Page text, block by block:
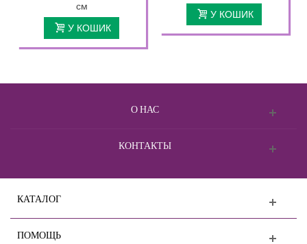
см
У КОШИК
У КОШИК
О НАС
КОНТАКТЫ
КАТАЛОГ
ПОМОЩЬ